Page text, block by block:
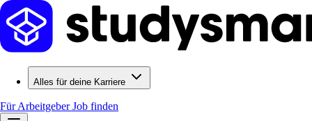
Alles für deine Karriere
Für ArbeitgeberJob finden